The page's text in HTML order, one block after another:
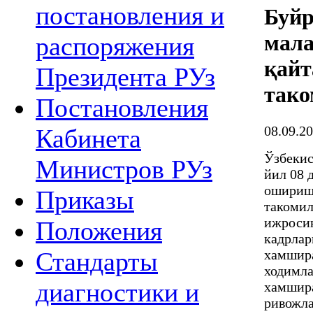
постановления и
распоряжения
Президента РУз
Постановления
Кабинета
Министров РУз
Приказы
Положения
Стандарты
диагностики и
йил 08
ошириш